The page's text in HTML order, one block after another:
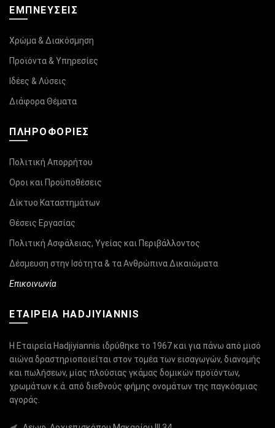
ΕΜΠΝΕΥΣΕΙΣ
Χρώμα & Διακόσμηση
Προϊόντα & Υπηρεσίες
Ιδέες & Λύσεις
Διάφορα Θέματα
ΠΛΗΡΟΦΟΡΊΕΣ
Πολιτική Απορρήτου
Οροι και Προϋποθέσεις
Δίκτυο Καταστημάτων
Θέσεις Εργασίας
Πολιτική Ασφάλειας, Υγείας και Περιβάλλοντος
Δέσμευση στην Ισότητα & τα Ανθρώπινα Δικαιώματα
Επικοινωνία
ΕΤΑΙΡΕΙΑ HADJIYIANNIS
Η Εταιρεία Hadjiyiannis ιδρύθηκε το 1967 και για πάνω από μισό
αιώνα δραστηριοποιείται στον τομέα των εισαγωγών, διανομής
και πωλήσεων, μίας πλούσιας γκάμας δομικών προϊόντων,
χρωμάτων κ.ά. από διεθνούς φήμης ονομάτων της παγκόσμιας
αγοράς.